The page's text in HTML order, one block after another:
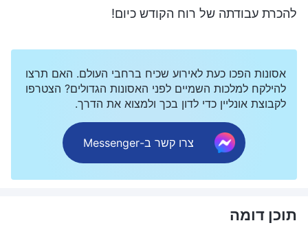
להכרת עבודתה של רוח הקודש כיום!
אסונות הפכו כעת לאירוע שכיח ברחבי העולם. האם תרצו
להילקח למלכות השמיים לפני האסונות הגדולים? הצטרפו
לקבוצת אונליין כדי לדון בכך ולמצוא את הדרך.
צרו קשר ב-Messenger
תוכן דומה